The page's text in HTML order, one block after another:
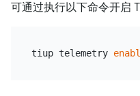
可通过执行以下命令开启
tiup telemetry